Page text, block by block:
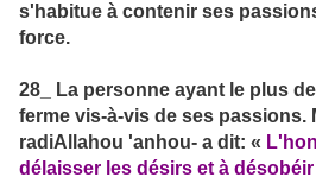
s'habitue à contenir ses
force.
28_ La personne ayant le plus
ferme vis-à-vis de ses passions.
radiAllahou 'anhou- a dit: «
délaisser les désirs et à